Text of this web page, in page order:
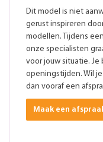
Dit model is niet
gerust inspireren
modellen. Tijdens
onze specialisten
voor jouw situatie.
openingstijden. Wil
dan vooraf een
Maak een